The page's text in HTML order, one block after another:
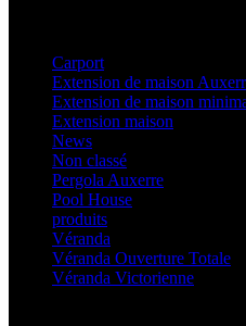
Carport
Extension de maison
Extension de maison
Extension maison
News
Non classé
Pergola Auxerre
Pool House
produits
Véranda
Véranda Ouverture Totale
Véranda Victorienne